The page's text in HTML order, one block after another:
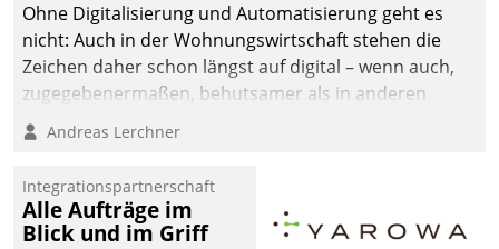
Ohne Digitalisierung und Automatisierung geht es
nicht: Auch in der Wohnungswirtschaft stehen die
Zeichen daher schon längst auf digital – wenn auch,
zugegebenermaßen, behutsamer als in anderen
Branchen.
Andreas Lerchner
Integrationspartnerschaft
Alle Aufträge im
Blick und im Griff